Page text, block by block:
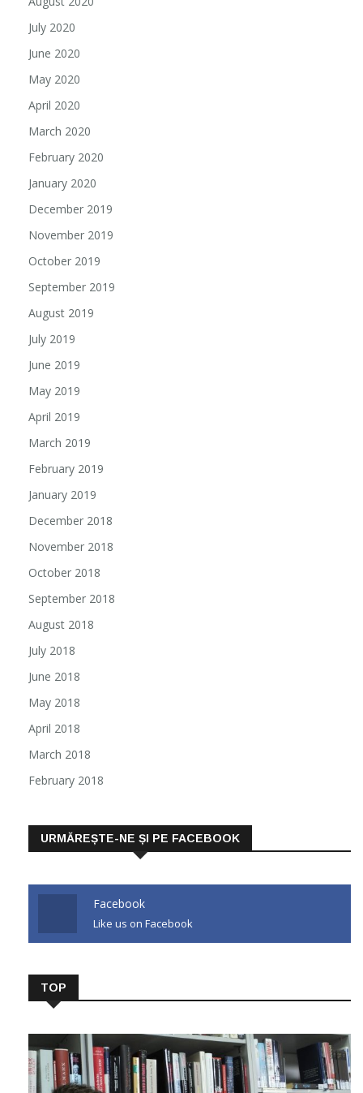
July 2020
June 2020
May 2020
April 2020
March 2020
February 2020
January 2020
December 2019
November 2019
October 2019
September 2019
August 2019
July 2019
June 2019
May 2019
April 2019
March 2019
February 2019
January 2019
December 2018
November 2018
October 2018
September 2018
August 2018
July 2018
June 2018
May 2018
April 2018
March 2018
February 2018
URMĂREȘTE-NE ȘI PE FACEBOOK
Facebook
Like us on Facebook
TOP